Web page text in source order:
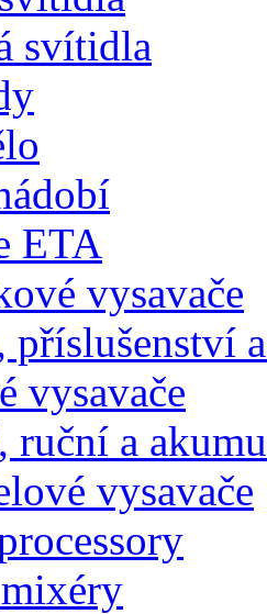
svítidla
ETA
vysavače
příslušenství
vysavače
ruční a
vysavače